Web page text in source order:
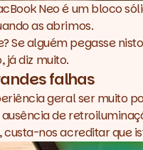
Neo é um bloco
as abrimos.
Se alguém pegasse
já diz muito.
falhas
geral ser muito
de
nos acreditar que